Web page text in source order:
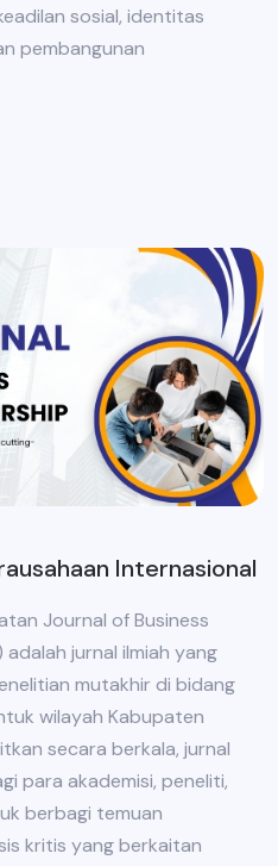
sosial, identitas
pembangunan
Internasional
Journal of Business
jurnal ilmiah yang
mutakhir di bidang
wilayah Kabupaten
secara berkala, jurnal
para akademisi, peneliti,
berbagi temuan
kritis yang berkaitan